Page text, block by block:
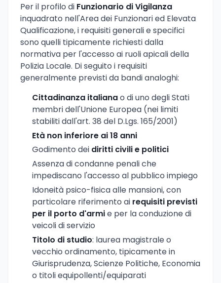
Per il profilo di Funzionario di Vigilanza
inquadrato nell'Area dei Funzionari ed Elevata
Qualificazione, i requisiti generali e specifici
sono quelli tipicamente richiesti dalla
normativa per l'accesso ai ruoli apicali della
Polizia Locale. Di seguito i requisiti
generalmente previsti da bandi analoghi:
Cittadinanza italianao di uno degli Stati
membri dell'Unione Europea (nei limiti
stabiliti dall'art. 38 del D.Lgs. 165/2001)
Età non inferiore ai 18 anni
Godimento dei diritti civili e politici
Assenza di condanne penali che
impediscano l'accesso al pubblico impiego
Idoneità psico-fisica alle mansioni, con
particolare riferimento ai requisiti previsti
per il porto d'armie per la conduzione di
veicoli di servizio
Titolo di studio: laurea magistrale o
vecchio ordinamento, tipicamente in
Giurisprudenza, Scienze Politiche, Economia
o titoli equipollenti/equiparati